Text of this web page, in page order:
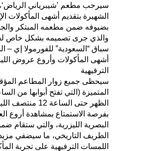
سيرحب مطعم ’شيبرياني
الشهيرة بتقديم أشهى المأكولات
بضيوفه ضمن مطعمه المبتكر
والذي جرى تصميمه بشكل خاص
سباق “السعودية” للفورمولا إي –
أشهى المأكولات وأروع عروض
الترفيهية
سيحظى جميع زوار المطاعم
الظهر حتى الساعة 12 منتصف
بفرصة الاستمتاع بمشاهدة أروع
البصرية الليزرية، والتي ستقام
الطريف التاريخي، ما سيضفي
اللمسات الترفيهية على تجربة